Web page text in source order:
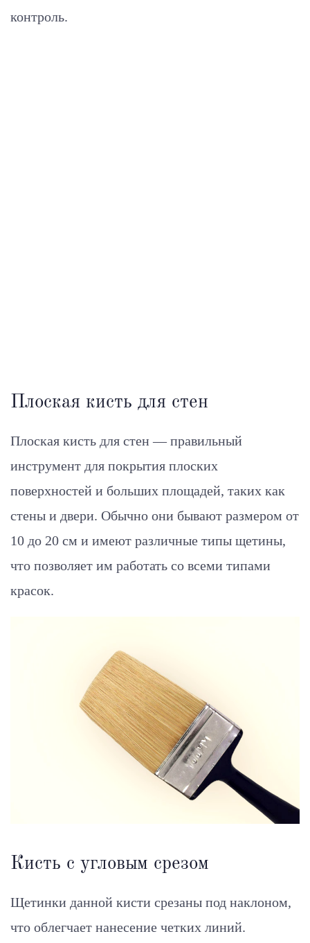
контроль.
Плоская кисть для стен
Плоская кисть для стен — правильный
инструмент для покрытия плоских
поверхностей и больших площадей, таких как
стены и двери. Обычно они бывают размером от
10 до 20 см и имеют различные типы щетины,
что позволяет им работать со всеми типами
красок.
Кисть с угловым срезом
Щетинки данной кисти срезаны под наклоном,
что облегчает нанесение четких линий.